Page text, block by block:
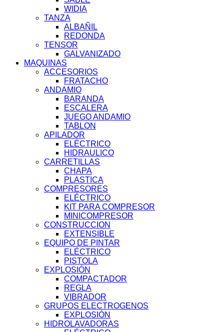
WIDIA
TANZA
ALBAÑIL
REDONDA
TENSOR
GALVANIZADO
MAQUINAS
ACCESORIOS
FRATACHO
ANDAMIO
BARANDA
ESCALERA
JUEGO ANDAMIO
TABLON
APILADOR
ELÉCTRICO
HIDRAULICO
CARRETILLAS
CHAPA
PLASTICA
COMPRESORES
ELÉCTRICO
KIT PARA COMPRESOR
MINICOMPRESOR
CONSTRUCCION
EXTENSIBLE
EQUIPO DE PINTAR
ELÉCTRICO
PISTOLA
EXPLOSIÓN
COMPACTADOR
REGLA
VIBRADOR
GRUPOS ELECTROGENOS
EXPLOSIÓN
HIDROLAVADORAS